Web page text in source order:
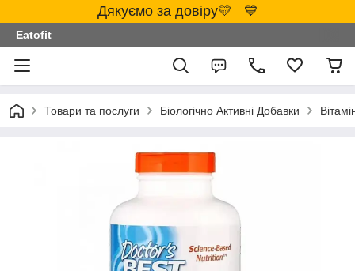
Дякуємо за довіру💛 💙
Eatofit
Товари та послуги Біологічно Активні Добавки